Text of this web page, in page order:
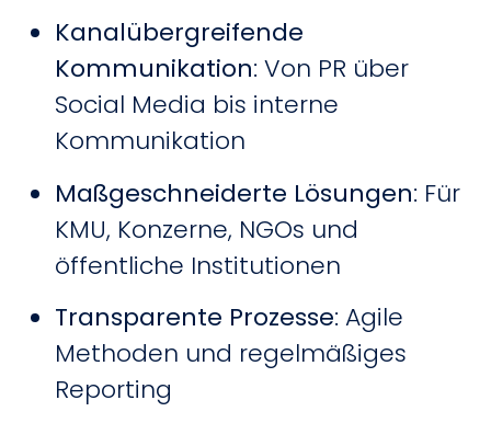
Kanalübergreifende
Kommunikation: Von PR über
Social Media bis interne
Kommunikation
Maßgeschneiderte Lösungen: Für
KMU, Konzerne, NGOs und
öffentliche Institutionen
Transparente Prozesse: Agile
Methoden und regelmäßiges
Reporting